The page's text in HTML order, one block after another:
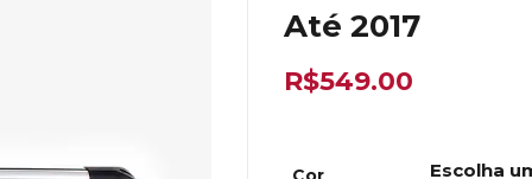
Até 2017
R$549.00